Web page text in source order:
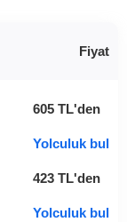
Fiyat
605 TL'den
Yolculuk bul
423 TL'den
Yolculuk bul